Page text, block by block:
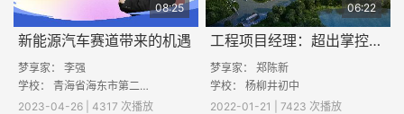
08:25
新能源汽车赛道带来的机遇
梦享家： 李强
学校： 青海省海东市第二中学
2023-04-26 | 4317 次播放
06:22
工程项目经理：超出掌控的事情要善于借力
梦享家： 郑陈新
学校： 杨柳井初中
2022-01-21 | 7423 次播放